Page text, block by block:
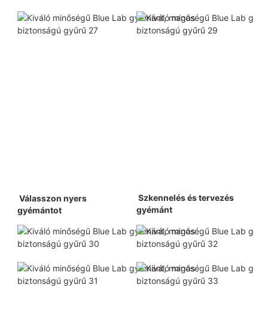
gyémántot
gyémánt